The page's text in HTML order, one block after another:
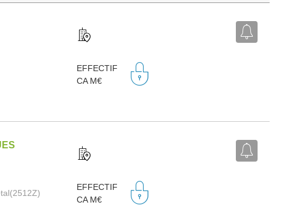
EFFECTIF
CA M€
EFFECTIF
CA M€